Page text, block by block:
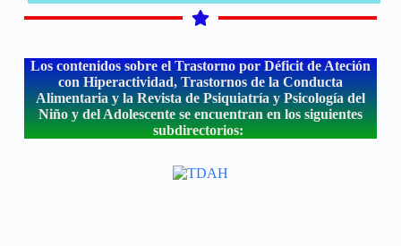
Los contenidos sobre el Trastorno por Déficit de Ateción
con Hiperactividad, Trastornos de la Conducta
Alimentaria y la Revista de Psiquiatría y Psicología del
Niño y del Adolescente se encuentran en los siguientes
subdirectorios: